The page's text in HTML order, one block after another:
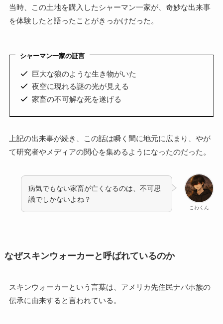
当時、この土地を購入したシャーマン一家が、奇妙な出来事
を体験したと語ったことがきっかけだった。
シャーマン一家の証言
巨大な狼のような生き物がいた
夜空に現れる謎の光が見える
家畜の不可解な死を遂げる
上記の出来事が続き、この話は瞬く間に地元に広まり、やが
て研究者やメディアの関心を集めるようになったのだった。
こわくん
病気でもない家畜が亡くなるのは、不可思
議でしかないよね？
なぜスキンウォーカーと呼ばれているのか
スキンウォーカーという言葉は、アメリカ先住民ナバホ族の
伝承に由来すると言われている。